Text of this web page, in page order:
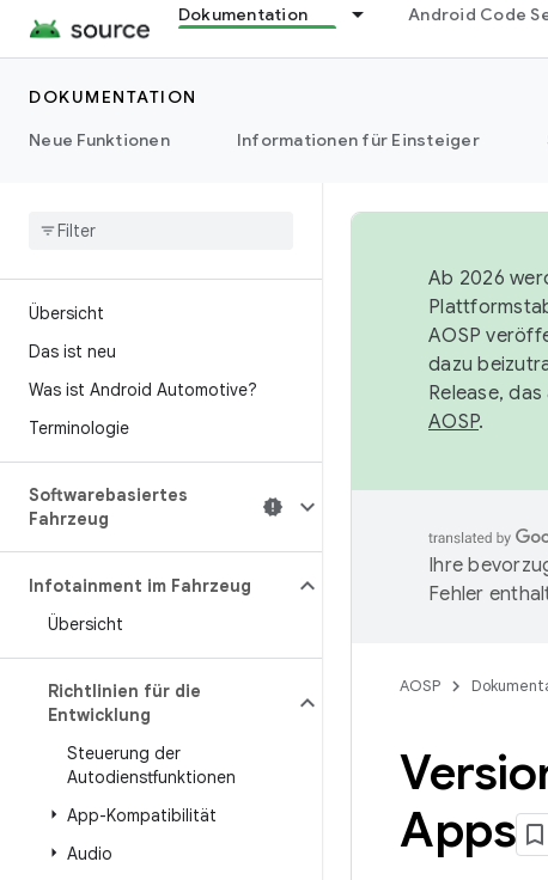
Dokumentation Android Code
DOKUMENTATION
Neue Funktionen
Informationen für Einsteiger
Übersicht
Das ist neu
Was ist Android Automotive?
Terminologie
Softwarebasiertes
Fahrzeug
Infotainment im Fahrzeug
Übersicht
Richtlinien für die
Entwicklung
Steuerung der
Autodienstfunktionen
App-Kompatibilität
Audio
Ab 2026
AOSP
dazu
Release,
AOSP.
Ihre
Fehler
AOSP
Apps